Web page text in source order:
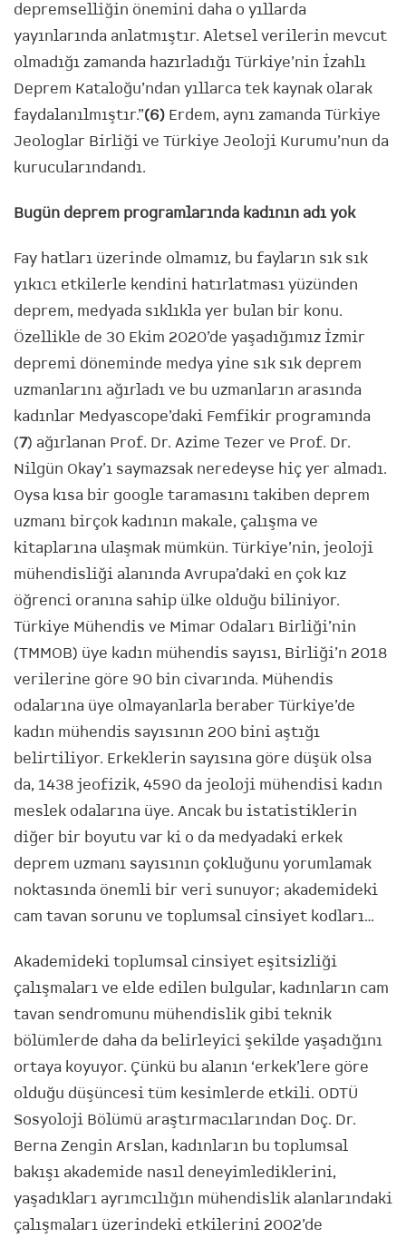
depremselliğin önemini daha o yıllarda
yayınlarında anlatmıştır. Aletsel verilerin mevcut
olmadığı zamanda hazırladığı Türkiye’nin İzahlı
Deprem Kataloğu’ndan yıllarca tek kaynak olarak
faydalanılmıştır.”(6) Erdem, aynı zamanda Türkiye
Jeologlar Birliği ve Türkiye Jeoloji Kurumu’nun da
kurucularındandı.
Bugün deprem programlarında kadının adı yok
Fay hatları üzerinde olmamız, bu fayların sık sık
yıkıcı etkilerle kendini hatırlatması yüzünden
deprem, medyada sıklıkla yer bulan bir konu.
Özellikle de 30 Ekim 2020’de yaşadığımız İzmir
depremi döneminde medya yine sık sık deprem
uzmanlarını ağırladı ve bu uzmanların arasında
kadınlar Medyascope’daki Femfikir programında
(7) ağırlanan Prof. Dr. Azime Tezer ve Prof. Dr.
Nilgün Okay’ı saymazsak neredeyse hiç yer almadı.
Oysa kısa bir google taramasını takiben deprem
uzmanı birçok kadının makale, çalışma ve
kitaplarına ulaşmak mümkün. Türkiye’nin, jeoloji
mühendisliği alanında Avrupa’daki en çok kız
öğrenci oranına sahip ülke olduğu biliniyor.
Türkiye Mühendis ve Mimar Odaları Birliği’nin
(TMMOB) üye kadın mühendis sayısı, Birliği’n 2018
verilerine göre 90 bin civarında. Mühendis
odalarına üye olmayanlarla beraber Türkiye’de
kadın mühendis sayısının 200 bini aştığı
belirtiliyor. Erkeklerin sayısına göre düşük olsa
da, 1438 jeofizik, 4590 da jeoloji mühendisi kadın
meslek odalarına üye. Ancak bu istatistiklerin
diğer bir boyutu var ki o da medyadaki erkek
deprem uzmanı sayısının çokluğunu yorumlamak
noktasında önemli bir veri sunuyor; akademideki
cam tavan sorunu ve toplumsal cinsiyet kodları…
Akademideki toplumsal cinsiyet eşitsizliği
çalışmaları ve elde edilen bulgular, kadınların cam
tavan sendromunu mühendislik gibi teknik
bölümlerde daha da belirleyici şekilde yaşadığını
ortaya koyuyor. Çünkü bu alanın ‘erkek’lere göre
olduğu düşüncesi tüm kesimlerde etkili. ODTÜ
Sosyoloji Bölümü araştırmacılarından Doç. Dr.
Berna Zengin Arslan, kadınların bu toplumsal
bakışı akademide nasıl deneyimlediklerini,
yaşadıkları ayrımcılığın mühendislik alanlarındaki
çalışmaları üzerindeki etkilerini 2002’de